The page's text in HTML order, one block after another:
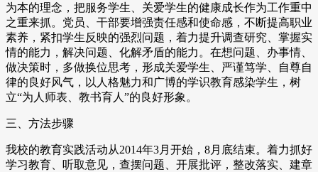
为本的理念，把服务学生、关爱学生的健康成长作为工作重中
之重来抓。党员、干部要增强责任感和使命感，不断提高职业
素养，紧扣学生反映的强烈问题，着力提升调查研究、掌握实
情的能力，解决问题、化解矛盾的能力。在想问题、办事情、
做决策时，多做换位思考，形成关爱学生、严谨笃学、自尊自
律的良好风气，以人格魅力和广博的学识教育感染学生，树
立“为人师表、教书育人”的良好形象。
三、方法步骤
我校的教育实践活动从2014年3月开始，8月底结束。着力抓好
学习教育、听取意见，查摆问题、开展批评，整改落实、建章